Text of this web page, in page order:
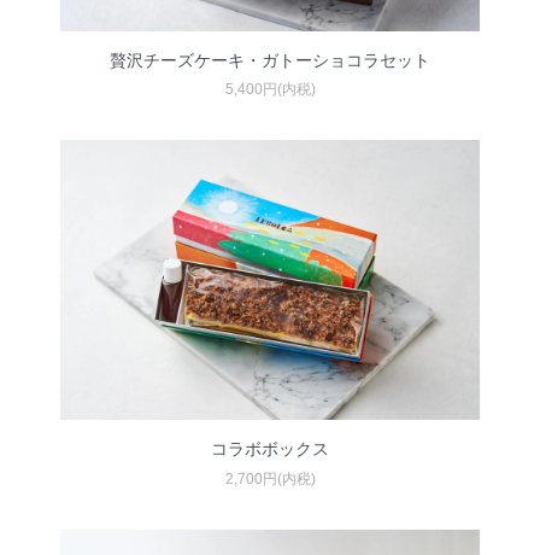
贅沢チーズケーキ・ガトーショコラセット
5,400円(内税)
コラボボックス
2,700円(内税)